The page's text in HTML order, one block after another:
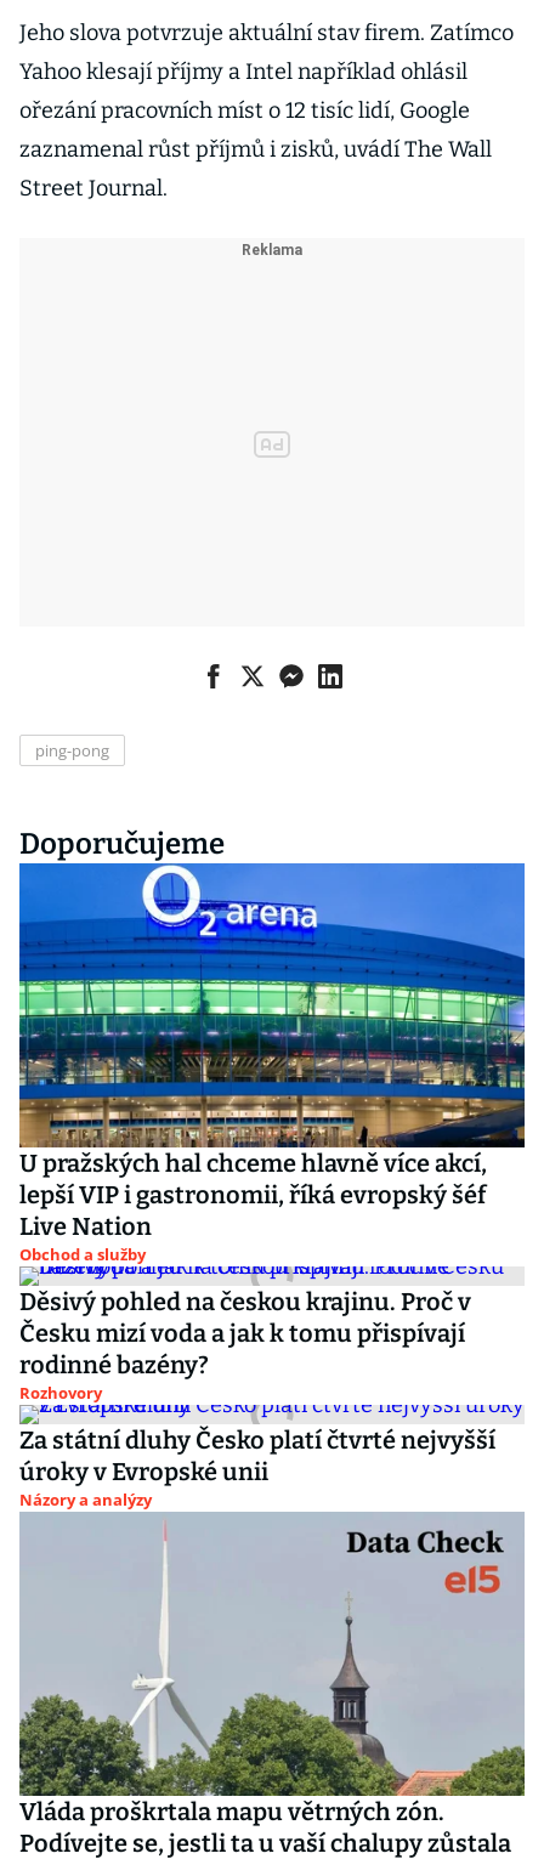
Jeho slova potvrzuje aktuální stav firem. Zatímco
Yahoo klesají příjmy a Intel například ohlásil
ořezání pracovních míst o 12 tisíc lidí, Google
zaznamenal růst příjmů i zisků, uvádí The Wall
Street Journal.
ping-pong
Doporučujeme
U pražských hal chceme hlavně více akcí,
lepší VIP i gastronomii, říká evropský šéf
Live Nation
Obchod a služby
Děsivý pohled na českou krajinu. Proč v
Česku mizí voda a jak k tomu přispívají
rodinné bazény?
Rozhovory
Za státní dluhy Česko platí čtvrté nejvyšší
úroky v Evropské unii
Názory a analýzy
Vláda proškrtala mapu větrných zón.
Podívejte se, jestli ta u vaší chalupy zůstala